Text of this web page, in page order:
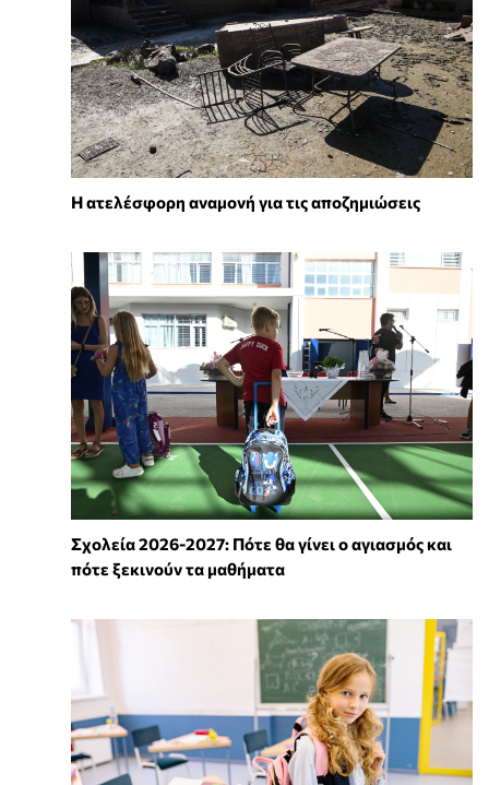
Η ατελέσφορη αναμονή για τις αποζημιώσεις
Σχολεία 2026-2027: Πότε θα γίνει ο αγιασμός και
πότε ξεκινούν τα μαθήματα